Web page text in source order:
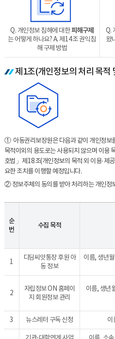
Q. 개인정보 침해에 대한피해구제
는 어떻게 하나요?A. 제14조 권익침
해 구제 방법
Q.
왔
제1조(개인정보의 처리 목적
① 아동권리보장원은 다음과 같이 개인정보
목적이외의 용도로는 사용되지 않으며 이용
호법」제18조(개인정보의 목적 외 이용·제
요한 조치를 이행할 예정입니다.
② 정보주체의 동의를 받아 처리하는 개인정
순
번
수집 목적
1
디딤씨앗통장 후원 아
동 정보
이름, 생년
2
자립정보 ON 홈페이
지 회원정보 관리
이름, 생년
3 뉴스레터 구독 신청 이